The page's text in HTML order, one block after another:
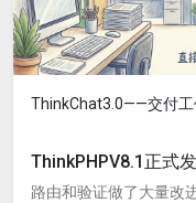
ThinkChat3.0——交付工
ThinkPHPV8.1正式
路由和验证做了大量改